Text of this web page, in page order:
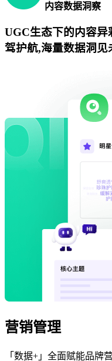
内容数据洞察
UGC生态下的内容
驾护航,海量数据洞见
营销管理
「数据+」全面赋能品牌